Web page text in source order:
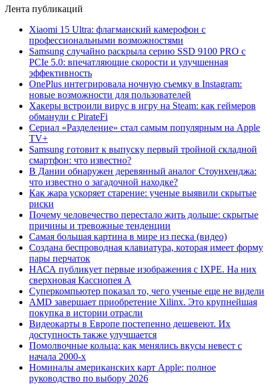
Лента публикаций
Xiaomi 15 Ultra: флагманский камерофон с
профессиональными возможностями
Samsung случайно раскрыла серию SSD 9100 PRO с
PCIe 5.0: впечатляющие скорости и улучшенная
эффективность
OnePlus интегрировала ночную съемку в Instagram:
новые возможности для пользователей
Хакеры встроили вирус в игру на Steam: как геймеров
обманули с PirateFi
Сериал «Разделение» стал самым популярным на Apple
TV+
Samsung готовит к выпуску первый тройной складной
смартфон: что известно?
В Дании обнаружен деревянный аналог Стоунхенджа:
что известно о загадочной находке?
Как жара ускоряет старение: ученые выявили скрытые
риски
Почему человечество перестало жить дольше: скрытые
причины и тревожные тенденции
Самая большая картина в мире из песка (видео)
Создана беспроводная клавиатура, которая имеет форму
пары перчаток
НАСА публикует первые изображения с IXPE. На них
сверхновая Кассиопея А
Суперкомпьютер показал то, чего ученые еще не видели
AMD завершает приобретение Xilinx. Это крупнейшая
покупка в истории отрасли
Видеокарты в Европе постепенно дешевеют. Их
доступность также улучшается
Помолвочные кольца: как менялись вкусы невест с
начала 2000-х
Номиналы американских карт Apple: полное
руководство по выбору 2026